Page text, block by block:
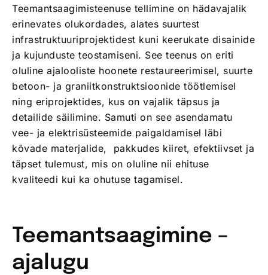
Teemantsaagimisteenuse tellimine on hädavajalik
erinevates olukordades, alates suurtest
infrastruktuuriprojektidest kuni keerukate disainide
ja kujunduste teostamiseni. See teenus on eriti
oluline ajalooliste hoonete restaureerimisel, suurte
betoon- ja graniitkonstruktsioonide töötlemisel
ning eriprojektides, kus on vajalik täpsus ja
detailide säilimine. Samuti on see asendamatu
vee- ja elektrisüsteemide paigaldamisel läbi
kõvade materjalide, pakkudes kiiret, efektiivset ja
täpset tulemust, mis on oluline nii ehituse
kvaliteedi kui ka ohutuse tagamisel.
Teemantsaagimine –
ajalugu